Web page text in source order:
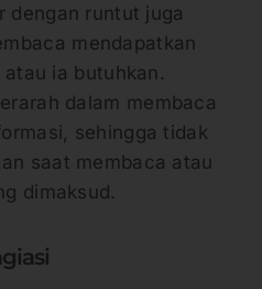
dengan runtut juga
mendapatkan
ia butuhkan.
dalam membaca
sehingga tidak
saat membaca atau
dimaksud.